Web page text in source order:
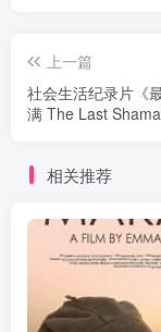
上一篇
社会生活纪录片《
满 The Last
相关推荐